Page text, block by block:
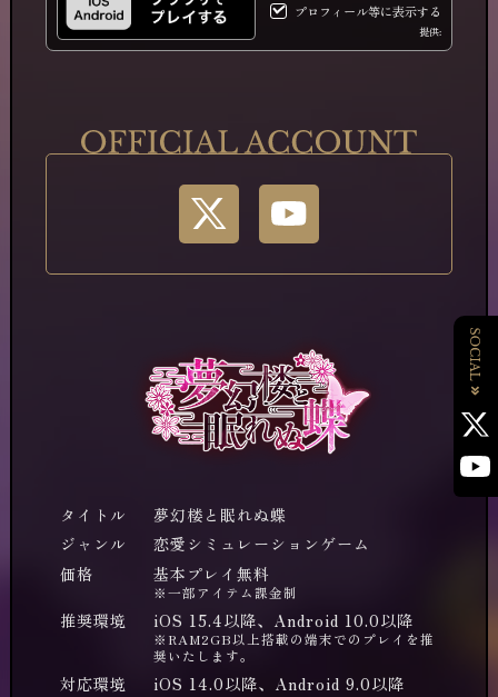
プロフィール等に表示する
提供:
タイトル
夢幻楼と眠れぬ蝶
ジャンル
恋愛シミュレーションゲーム
価格
基本プレイ無料
※一部アイテム課金制
推奨環境 iOS 15.4以降、Android 10.0以降
※RAM2GB以上搭載の端末でのプレイを推
奨いたします。
対応環境 iOS 14.0以降、Android 9.0以降